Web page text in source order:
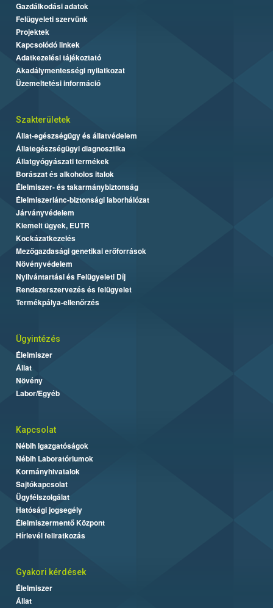
Gazdálkodási adatok
Felügyeleti szervünk
Projektek
Kapcsolódó linkek
Adatkezelési tájékoztató
Akadálymentességi nyilatkozat
Üzemeltetési információ
Szakterületek
Állat-egészségügy és állatvédelem
Állategészségügyi diagnosztika
Állatgyógyászati termékek
Borászat és alkoholos italok
Élelmiszer- és takarmánybiztonság
Élelmiszerlánc-biztonsági laborhálózat
Járványvédelem
Kiemelt ügyek, EUTR
Kockázatkezelés
Mezőgazdasági genetikai erőforrások
Növényvédelem
Nyilvántartási és Felügyeleti Díj
Rendszerszervezés és felügyelet
Termékpálya-ellenőrzés
Ügyintézés
Élelmiszer
Állat
Növény
Labor/Egyéb
Kapcsolat
Nébih Igazgatóságok
Nébih Laboratóriumok
Kormányhivatalok
Sajtókapcsolat
Ügyfélszolgálat
Hatósági jogsegély
Élelmiszermentő Központ
Hírlevél feliratkozás
Gyakori kérdések
Élelmiszer
Állat